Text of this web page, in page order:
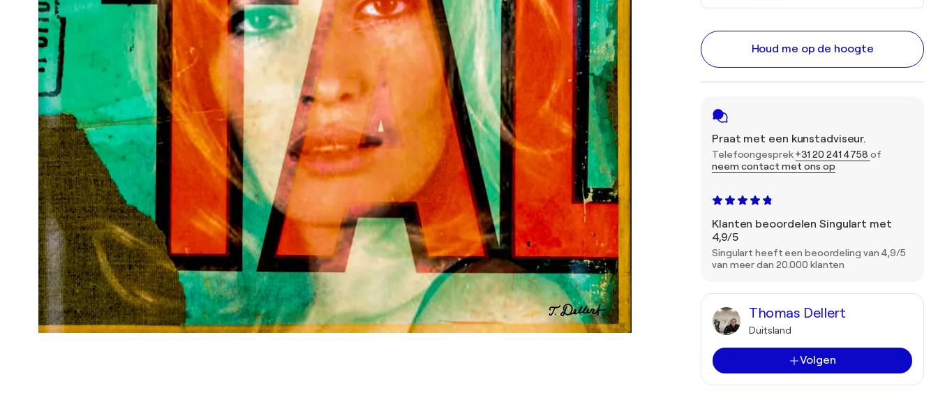
Houd me op de hoogte
Praat met een kunstadviseur.
Telefoongesprek+31 20 241 4758 of
neem contact met ons op
Klanten beoordelen Singulart met
4,9/5
Singulart heeft een beoordeling van 4,9/5
van meer dan 20.000 klanten
Thomas Dellert
Duitsland
Volgen